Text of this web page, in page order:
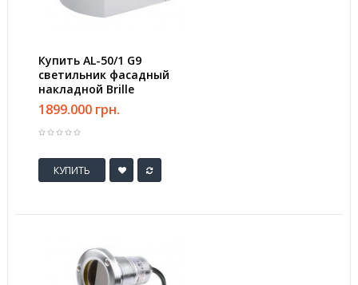
Купить AL-50/1 G9
светильник фасадный
накладной Brille
1899.000 грн.
КУПИТЬ